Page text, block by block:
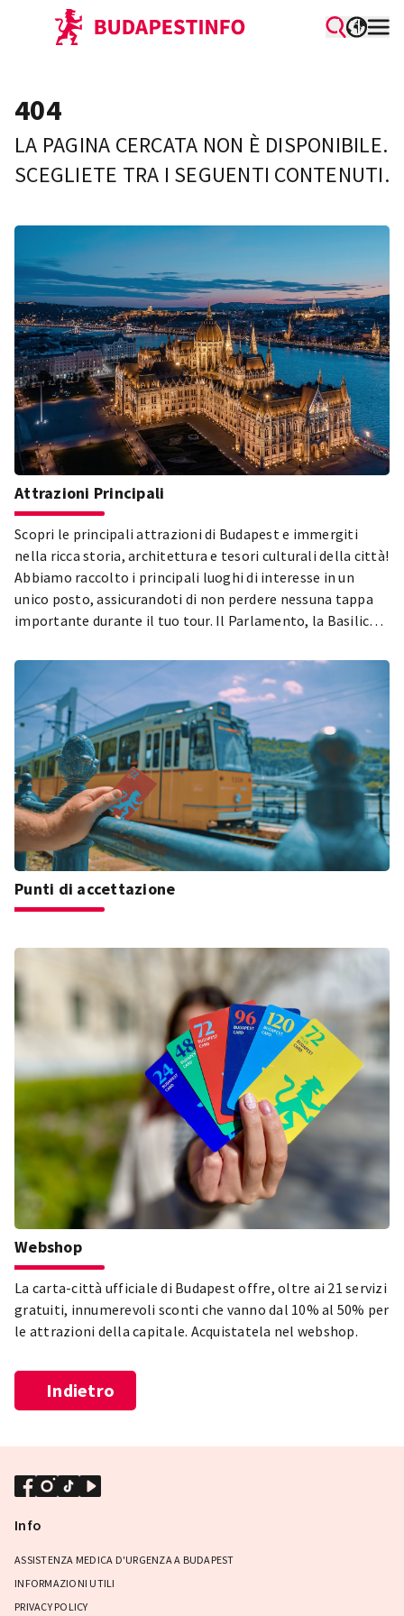
404
LA PAGINA CERCATA NON È DISPONIBILE.
SCEGLIETE TRA I SEGUENTI CONTENUTI.
Attrazioni Principali
Scopri le principali attrazioni di Budapest e immergiti
nella ricca storia, architettura e tesori culturali della città!
Abbiamo raccolto i principali luoghi di interesse in un
unico posto, assicurandoti di non perdere nessuna tappa
importante durante il tuo tour. Il Parlamento, la Basilica
della Città e il Quartiere Ebraico di Pest – solo alcune delle
tappe imperdibili durante la tua visita a Budapest! Esplora
le attrazioni più belle e popolari della città e lasciati
affascinare dalla diversità della capitale ungherese!
Punti di accettazione
Webshop
La carta-città ufficiale di Budapest offre, oltre ai 21 servizi
gratuiti, innumerevoli sconti che vanno dal 10% al 50% per
le attrazioni della capitale. Acquistatela nel webshop.
Indietro
Info
ASSISTENZA MEDICA D'URGENZA A BUDAPEST
INFORMAZIONI UTILI
PRIVACY POLICY